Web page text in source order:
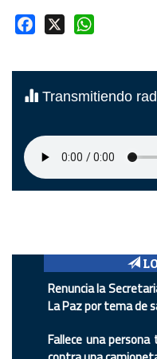
Facebook
Transmitiendo
Renuncia la
La Paz por tema de
Fallece una